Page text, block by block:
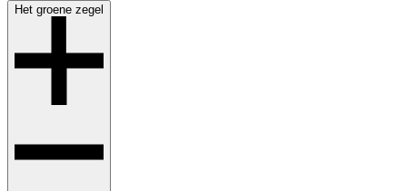
Het groene ­zegel